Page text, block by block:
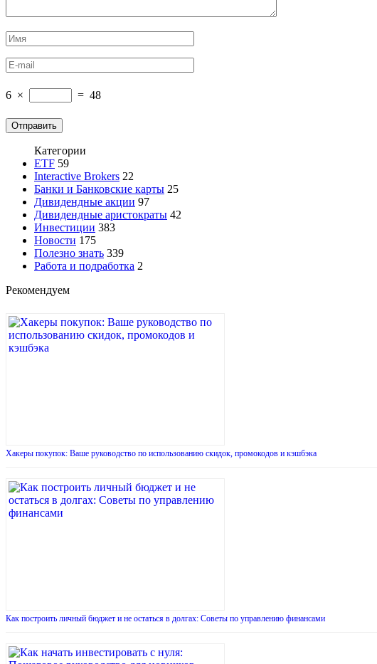
6 × = 48
Категории
ETF 59
Interactive Brokers 22
Банки и Банковские карты 25
Дивидендные акции 97
Дивидендные аристократы 42
Инвестиции 383
Новости 175
Полезно знать 339
Работа и подработка 2
Рекомендуем
Хакеры покупок: Ваше руководство по использованию скидок, промокодов и кэшбэка
Как построить личный бюджет и не остаться в долгах: Советы по управлению финансами